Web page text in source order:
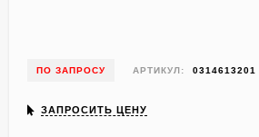
ПО ЗАПРОСУ АРТИКУЛ: 0314613201
ЗАПРОСИТЬ ЦЕНУ